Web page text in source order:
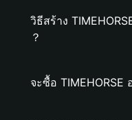
วิธีสร้าง
？
จะซื้อ TIMEHORSE